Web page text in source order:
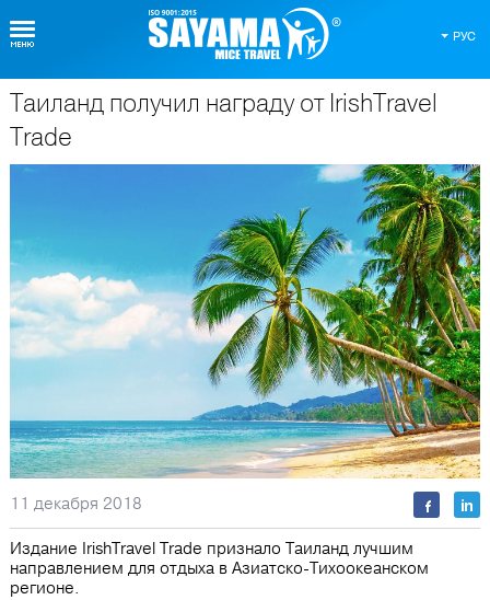
РУС
О Таиланде
Таиланд получил награду от IrishTravel
Trade
11 декабря 2018
Издание IrishTravel Trade признало Таиланд лучшим
направлением для отдыха в Азиатско-Тихоокеанском
регионе.